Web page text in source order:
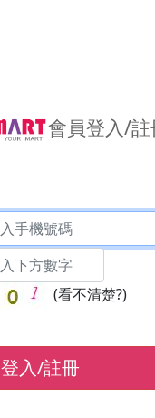
會員登入/註
(看不清楚?)
登入/註冊